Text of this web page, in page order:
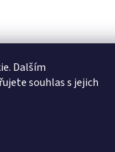
Dalším
souhlas s jejich